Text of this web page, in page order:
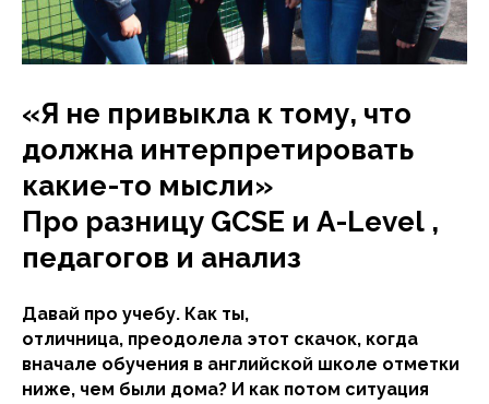
«Я не привыкла к тому, что
должна интерпретировать
какие-то мысли»
Про разницу GCSE и A-Level ,
педагогов и анализ
Давай про учебу. Как ты,
отличница, преодолела этот скачок, когда
вначале обучения в английской школе отметки
ниже, чем были дома? И как потом ситуация